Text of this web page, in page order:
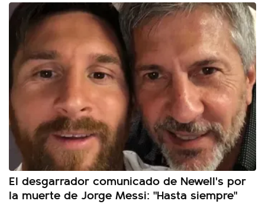
El desgarrador comunicado de Newell's por
la muerte de Jorge Messi: "Hasta siempre"